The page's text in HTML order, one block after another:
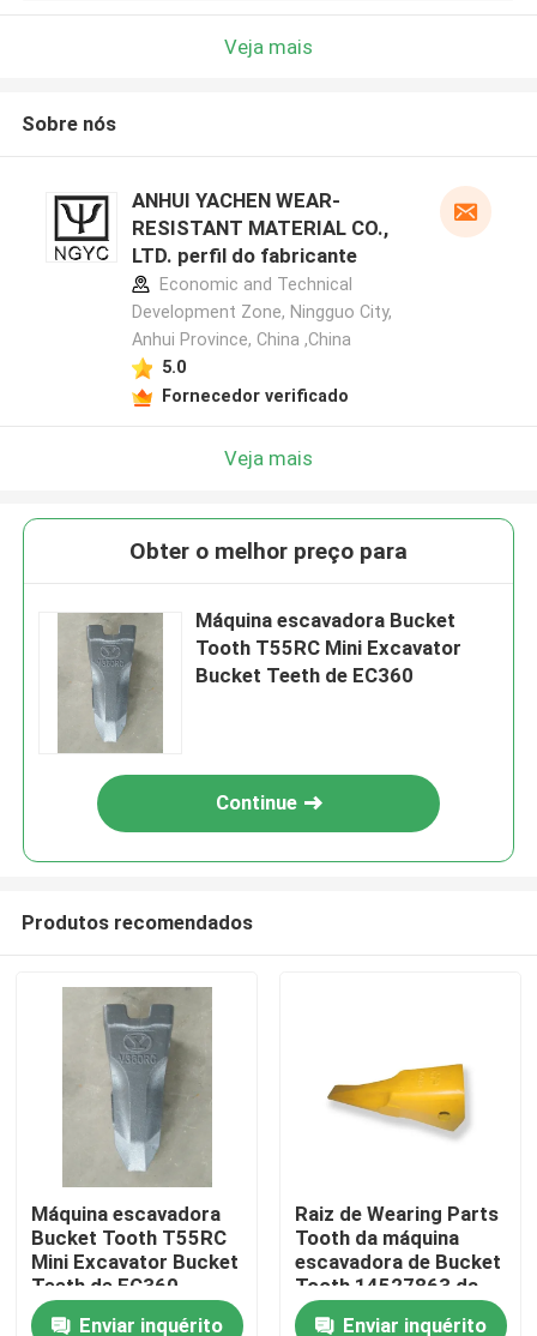
Produtos
Sobre nós
Veja mais
Sobre nós
ANHUI YACHEN WEAR-
RESISTANT MATERIAL CO.,
LTD. perfil do fabricante
Economic and Technical
Development Zone, Ningguo City,
Anhui Province, China ,China
5.0
Fornecedor verificado
Veja mais
Obter o melhor preço para
Máquina escavadora Bucket
Tooth T55RC Mini Excavator
Bucket Teeth de EC360
Continue
Produtos recomendados
Máquina escavadora
Bucket Tooth T55RC
Mini Excavator Bucket
Teeth de EC360
Enviar inquérito
Raiz de Wearing Parts
Tooth da máquina
escavadora de Bucket
Tooth 14527863 da
máquina escavadora
Enviar inquérito